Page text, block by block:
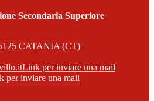
Secondaria Superiore
CATANIA (CT)
Link per inviare una mail
per inviare una mail